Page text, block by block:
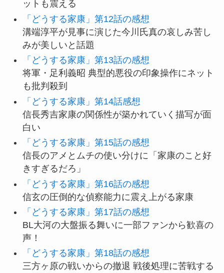
ットも震える
「どうする家康」第12話の感想
溝端淳平が見事に演じた今川氏真の哀しみ苦し
みが美しいと話題
「どうする家康」第13話の感想
将軍・足利義昭 典型的悪役の印象操作にネット
も批判殺到
「どうする家康」第14話感想
信長秀吉家康の関係性が築かれていく描写が面
白い
「どうする家康」第15話の感想
信長のアメとムチの使い分けに「家康のこと好
きすぎるだろ」
「どうする家康」第16話の感想
信玄の圧倒的な偵察能力に震え上がる家康
「どうする家康」第17話の感想
BL大河の大盤振る舞いに一部ファンから歓喜の
声！
「どうする家康」第18話の感想
三方ヶ原の戦いからの撤退 戦後処理に苦戦する